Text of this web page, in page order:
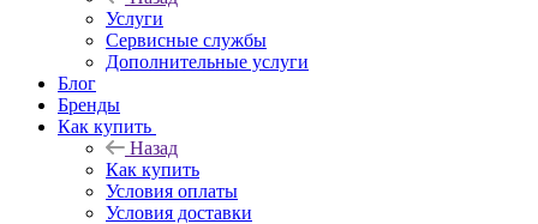
Услуги
Сервисные службы
Дополнительные услуги
Блог
Бренды
Как купить
Назад
Как купить
Условия оплаты
Условия доставки